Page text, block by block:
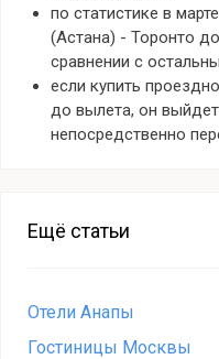
по статистике в
(Астана) - Торонто
сравнении с
если купить
до вылета, он
непосредственно
Ещё статьи
Отели Анапы
Гостиницы Москвы